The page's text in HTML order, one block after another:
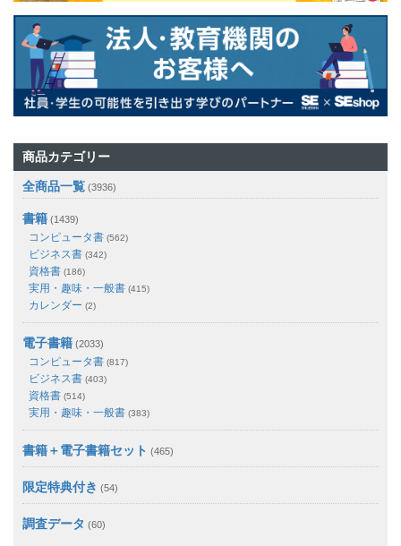
商品カテゴリー
全商品一覧 (3936)
書籍 (1439)
コンピュータ書 (562)
ビジネス書 (342)
資格書 (186)
実用・趣味・一般書 (415)
カレンダー (2)
電子書籍 (2033)
コンピュータ書 (817)
ビジネス書 (403)
資格書 (514)
実用・趣味・一般書 (383)
書籍＋電子書籍セット (465)
限定特典付き (54)
調査データ (60)